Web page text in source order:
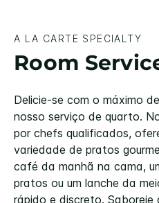
A LA CARTE SPECIALTY
Room
Delicie-se com o máximo
nosso serviço de quarto.
por chefs qualificados,
variedade de pratos
café da manhã na cama,
pratos ou um lanche da
rápido e discreto.